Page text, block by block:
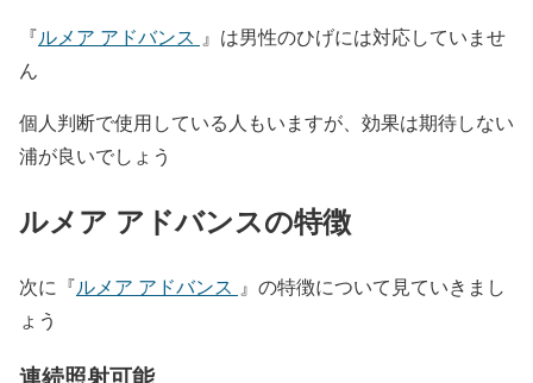
『ルメア アドバンス 』は男性のひげには対応していませ
ん
個人判断で使用している人もいますが、効果は期待しない
浦が良いでしょう
ルメア アドバンスの特徴
次に『ルメア アドバンス 』の特徴について見ていきまし
ょう